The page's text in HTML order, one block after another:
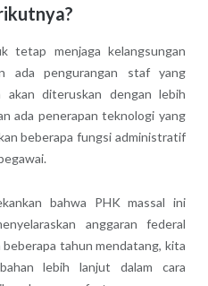
tetap menjaga kelangsungan
ada pengurangan staf yang
akan diteruskan dengan lebih
ada penerapan teknologi yang
beberapa fungsi administratif
bahwa PHK massal ini
anggaran federal
tahun mendatang, kita
lebih lanjut dalam cara